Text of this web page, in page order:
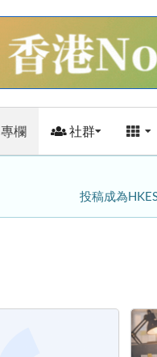
專欄 社群
投稿成為